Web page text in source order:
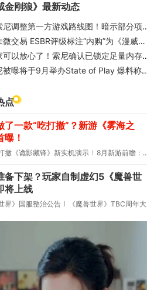
金刚狼》最新动态
调整第一方游戏路线图！暗示部分项目延期或取消
交易 ESBR评级标注“内购”为《漫威金刚狼》游戏要素
以放心了！索尼确认已锁定足量内存：PS5不再涨价
曝将于9月举办State of Play 爆料称是综合发布会
点
了一款“吃打撤”？新游《雾海之
曝！
撤《诡影藏锋》新实机演示 8月新游前瞻：《诡秘之主》领衔
备下架？玩家自制虚幻5《魔兽世
将上线
界》国服整治公告 《魔兽世界》TBC周年大更：双经典团本回归！